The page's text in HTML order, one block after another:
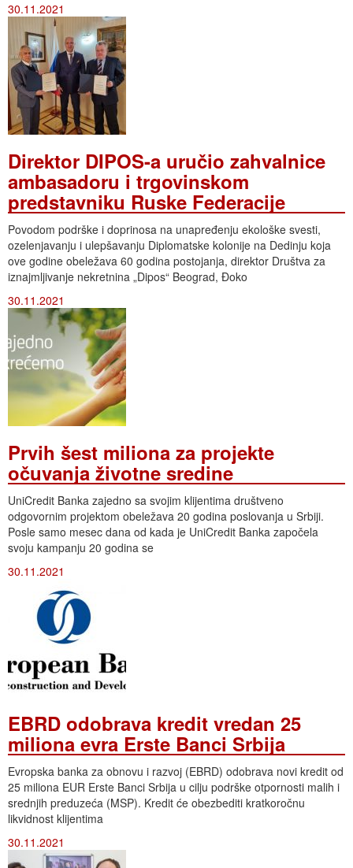
30.11.2021
Direktor DIPOS-a uručio zahvalnice
ambasadoru i trgovinskom
predstavniku Ruske Federacije
Povodom podrške i doprinosa na unapređenju ekološke svesti,
ozelenjavanju i ulepšavanju Diplomatske kolonije na Dedinju koja
ove godine obeležava 60 godina postojanja, direktor Društva za
iznajmljivanje nekretnina „Dipos“ Beograd, Đoko
30.11.2021
Prvih šest miliona za projekte
očuvanja životne sredine
UniCredit Banka zajedno sa svojim klijentima društveno
odgovornim projektom obeležava 20 godina poslovanja u Srbiji.
Posle samo mesec dana od kada je UniCredit Banka započela
svoju kampanju 20 godina se
30.11.2021
EBRD odobrava kredit vredan 25
miliona evra Erste Banci Srbija
Evropska banka za obnovu i razvoj (EBRD) odobrava novi kredit od
25 miliona EUR Erste Banci Srbija u cilju podrške otpornosti malih i
srednjih preduzeća (MSP). Kredit će obezbediti kratkoročnu
likvidnost klijentima
30.11.2021